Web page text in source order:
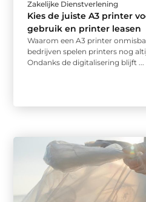
Zakelijke Dienstverlening
Kies de juiste A3 printer
gebruik en printer leasen
Waarom een A3 printer
bedrijven spelen printers nog
Ondanks de digitalisering blijft ...